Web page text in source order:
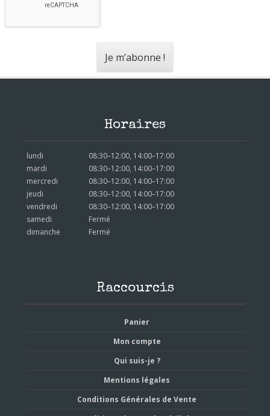
Horaires
lundi
08:30–12:00, 14:00–17:00
mardi
08:30–12:00, 14:00–17:00
mercredi
08:30–12:00, 14:00–17:00
jeudi
08:30–12:00, 14:00–17:00
vendredi
08:30–12:00, 14:00–17:00
samedi
Fermé
dimanche
Fermé
Raccourcis
Panier
Mon compte
Qui suis-je ?
Mentions légales
Conditions Générales de Vente